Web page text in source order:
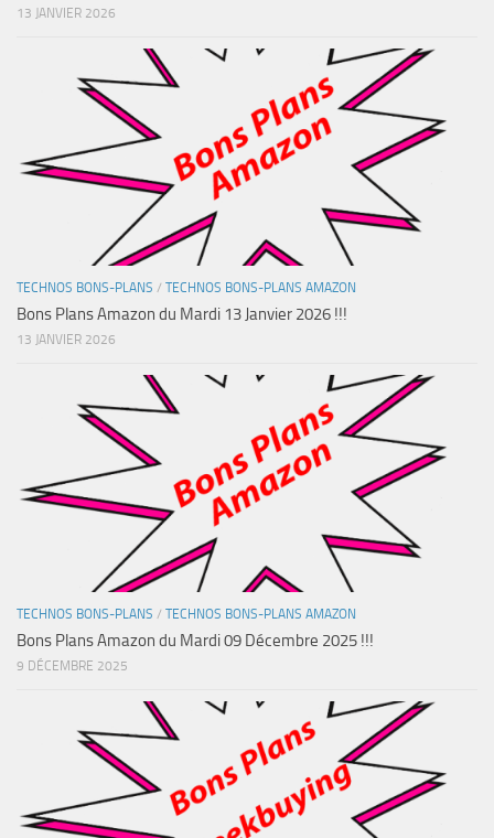
13 JANVIER 2026
TECHNOS BONS-PLANS / TECHNOS BONS-PLANS AMAZON
Bons Plans Amazon du Mardi 13 Janvier 2026 !!!
13 JANVIER 2026
TECHNOS BONS-PLANS / TECHNOS BONS-PLANS AMAZON
Bons Plans Amazon du Mardi 09 Décembre 2025 !!!
9 DÉCEMBRE 2025